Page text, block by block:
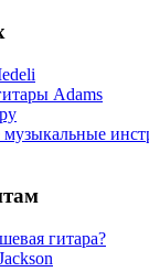
Adams
музыкальные
гитара?